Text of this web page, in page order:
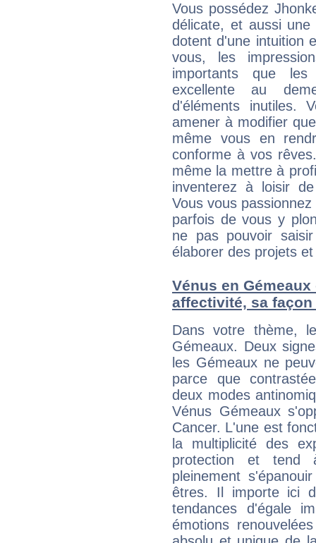
Vous possédez
délicate, et aussi
dotent d'une intuition
vous, les
importants que
excellente au
d'éléments inutiles.
amener à modifier
même vous en
conforme à vos
même la mettre à
inventerez à loisir
Vous vous
parfois de vous y
ne pas pouvoir
élaborer des projets
Vénus en
affectivité, sa
Dans votre thème,
Gémeaux. Deux
les Gémeaux ne
parce que
deux modes
Vénus Gémeaux
Cancer. L'une est
la multiplicité des
protection et tend
pleinement
êtres. Il importe ici
tendances d'égale
émotions